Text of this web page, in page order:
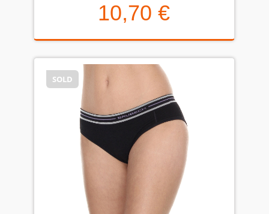
10,70 €
SOLD